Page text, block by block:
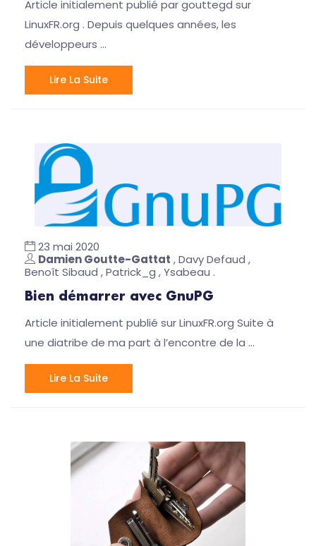
Article initialement publié par gouttegd sur
LinuxFR.org . Depuis quelques années, les
développeurs …
Lire La Suite
23 mai 2020
Damien Goutte-Gattat , Davy Defaud ,
Benoît Sibaud , Patrick_g , Ysabeau .
Bien démarrer avec GnuPG
Article initialement publié sur LinuxFR.org Suite à
une diatribe de ma part à l’encontre de la …
Lire La Suite